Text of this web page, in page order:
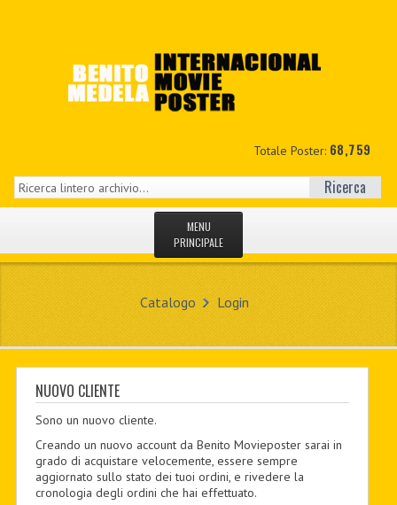
Totale Poster: 68,759
Ricerca
MENU
PRINCIPALE
NUOVI
IL MIO CONTO
CUSTOM PDF
Catalogo Login
NUOVO CLIENTE
Sono un nuovo cliente.
Creando un nuovo account da Benito Movieposter sarai in
grado di acquistare velocemente, essere sempre
aggiornato sullo stato dei tuoi ordini, e rivedere la
cronologia degli ordini che hai effettuato.